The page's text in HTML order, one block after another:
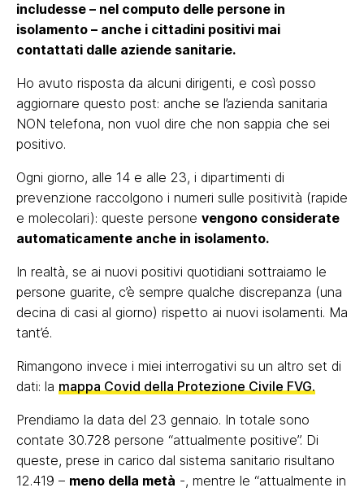
includesse – nel computo delle persone in
isolamento – anche i cittadini positivi mai
contattati dalle aziende sanitarie.
Ho avuto risposta da alcuni dirigenti, e così posso
aggiornare questo post: anche se l’azienda sanitaria
NON telefona, non vuol dire che non sappia che sei
positivo.
Ogni giorno, alle 14 e alle 23, i dipartimenti di
prevenzione raccolgono i numeri sulle positività (rapide
e molecolari): queste persone vengono considerate
automaticamente anche in isolamento.
In realtà, se ai nuovi positivi quotidiani sottraiamo le
persone guarite, c’è sempre qualche discrepanza (una
decina di casi al giorno) rispetto ai nuovi isolamenti. Ma
tant’é.
Rimangono invece i miei interrogativi su un altro set di
dati: la mappa Covid della Protezione Civile FVG.
Prendiamo la data del 23 gennaio. In totale sono
contate 30.728 persone “attualmente positive”. Di
queste, prese in carico dal sistema sanitario risultano
12.419 – meno della metà -, mentre le “attualmente in